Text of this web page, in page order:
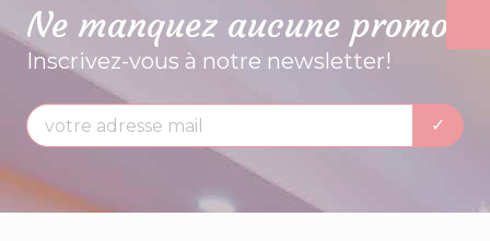
Ne manquez aucune promo
Inscrivez-vous à notre newsletter!